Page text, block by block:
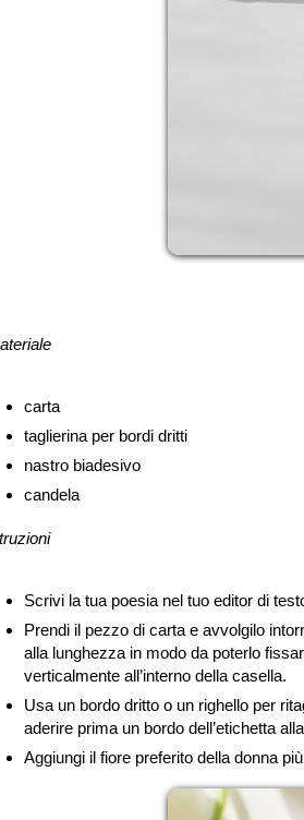
carta
taglierina per bordi dritti
nastro biadesivo
candela
Scrivi la tua poesia nel tuo editor di
Prendi il pezzo di carta e avvolgilo
alla lunghezza in modo da poterlo
verticalmente all’interno della casella.
Usa un bordo dritto o un righello per
aderire prima un bordo dell’etichetta
Aggiungi il fiore preferito della donna